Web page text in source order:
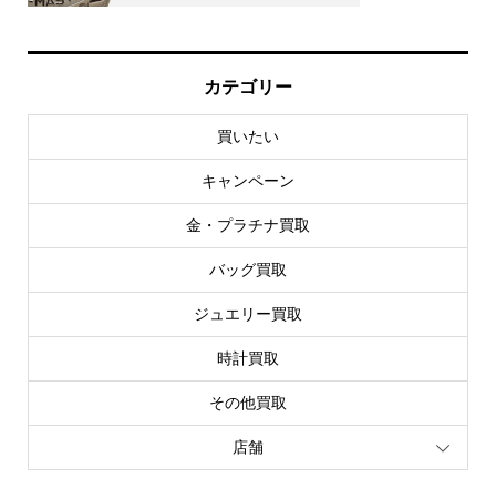
カテゴリー
買いたい
キャンペーン
金・プラチナ買取
バッグ買取
ジュエリー買取
時計買取
その他買取
店舗